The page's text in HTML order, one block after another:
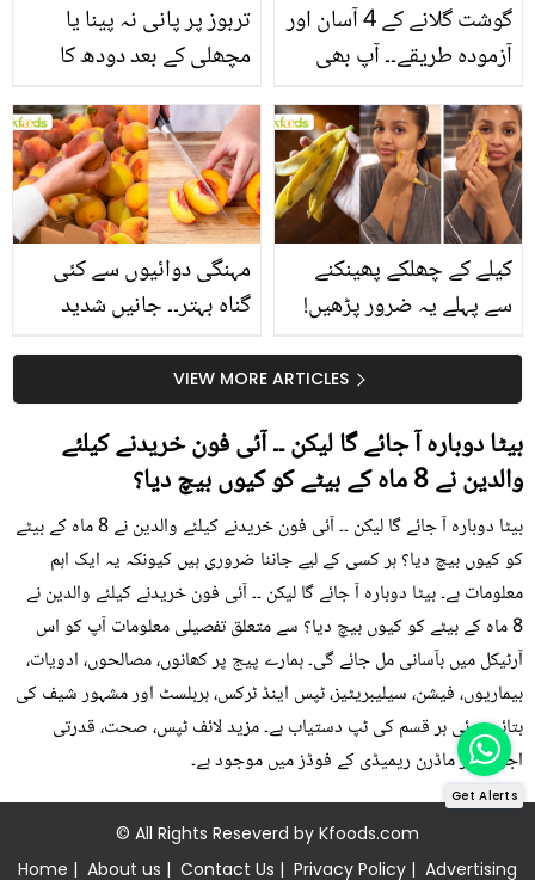
تربوز پر پانی نہ پینا یا
مچھلی کے بعد دودھ کا
سے متعلق غلط فہمیوں کی
حقیقت کیا ہے اور افواہ
کیا؟
گوشت گلانے کے 4 آسان اور
آزمودہ طریقے۔۔ آپ بھی
بتائے راز
مہنگی دوائیوں سے کئی
گناہ بہتر۔۔ جانیں شدید
کیوں کھانا چاہیے؟
کیلے کے چھلکے پھینکنے
سے پہلے یہ ضرور پڑھیں!
سستا اور قدرتی حلVIEW MORE ARTICLES
بیٹا دوبارہ آ جائے گا لیکن ۔۔ آئی فون خریدنے کیلئے
والدین نے 8 ماہ کے بیٹے کو کیوں بیچ دیا؟
بیٹا دوبارہ آ جائے گا لیکن ۔۔ آئی فون خریدنے کیلئے والدین نے 8 ماہ کے بیٹے
کو کیوں بیچ دیا؟ ہر کسی کے لیے جاننا ضروری ہیں کیونکہ یہ ایک اہم
معلومات ہے۔ بیٹا دوبارہ آ جائے گا لیکن ۔۔ آئی فون خریدنے کیلئے والدین نے
8 ماہ کے بیٹے کو کیوں بیچ دیا؟ سے متعلق تفصیلی معلومات آپ کو اس
آرٹیکل میں بآسانی مل جائے گی۔ ہمارے پیج پر کھانوں، مصالحوں، ادویات،
بیماریوں، فیشن، سیلیبریٹیز، ٹپس اینڈ ٹرکس، ہربلسٹ اور مشہور شیف کی
بتائی ہوئی ہر قسم کی ٹپ دستیاب ہے۔ مزید لائف ٹپس، صحت، قدرتی
اجزاء اور ماڈرن ریمیڈی کے فوڈز میں موجود ہے۔
© All Rights Reseverd by Kfoods.com
Home | About us | Contact Us | Privacy Policy | Advertising
Get Alerts